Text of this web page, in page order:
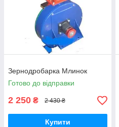
Зернодробарка Млинок
Готово до відправки
2 250 ₴ 2 430 ₴
Купити